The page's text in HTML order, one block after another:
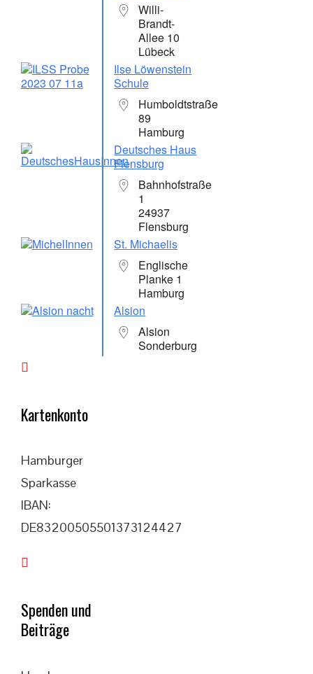
Willi-
Brandt-
Allee 10
Lübeck
Ilse Löwenstein
Schule
Humboldtstraße
89
Hamburg
Deutsches Haus
Flensburg
Bahnhofstraße
1
24937
Flensburg
St. Michaelis
Englische
Planke 1
Hamburg
Alsion
Alsion
Sonderburg
Kartenkonto
Hamburger
Sparkasse
IBAN:
DE83200505501373124427
Spenden und
Beiträge